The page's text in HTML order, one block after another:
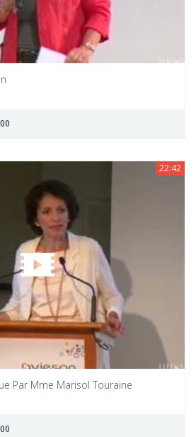
22:42
Par Mme Marisol Touraine